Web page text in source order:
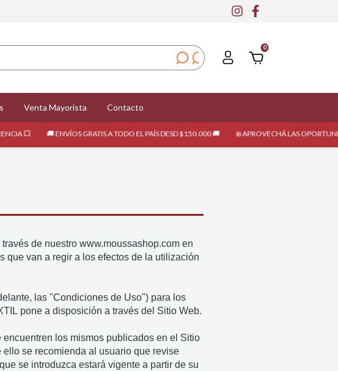
0
Venta Mayorista Contacto
🚚 ENVÍOS GRATIS A TODO EL PAÍS DESD $150.000 🚚 ❄️ APROVECHÁ LAS OPORTUNIDADES DE
de nuestro www.moussashop.com en
que van a regir a los efectos de la utilización
las "Condiciones de Uso") para los
pone a disposición a través del Sitio Web.
los mismos publicados en el Sitio
se recomienda al usuario que revise
se introduzca estará vigente a partir de su